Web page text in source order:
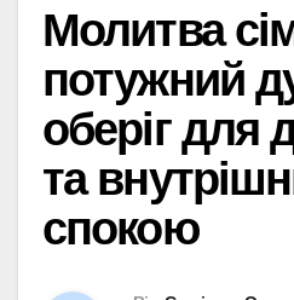
Молитва
потужний
оберіг для
та
спокою